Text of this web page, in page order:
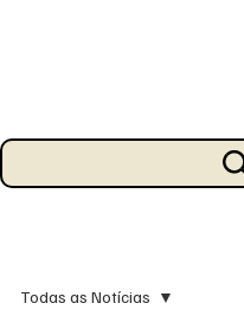
Todas as Notícias